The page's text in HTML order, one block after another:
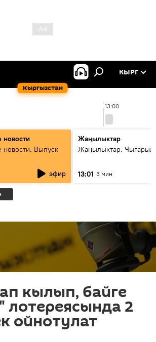
Кыргызстан
КЫРГ
13:00
Выпуск
эфир
Жаңылыктар
Жаңылыктар.
13:01 3 мин
кылып, байге
лотереясында 2
ойнотулат